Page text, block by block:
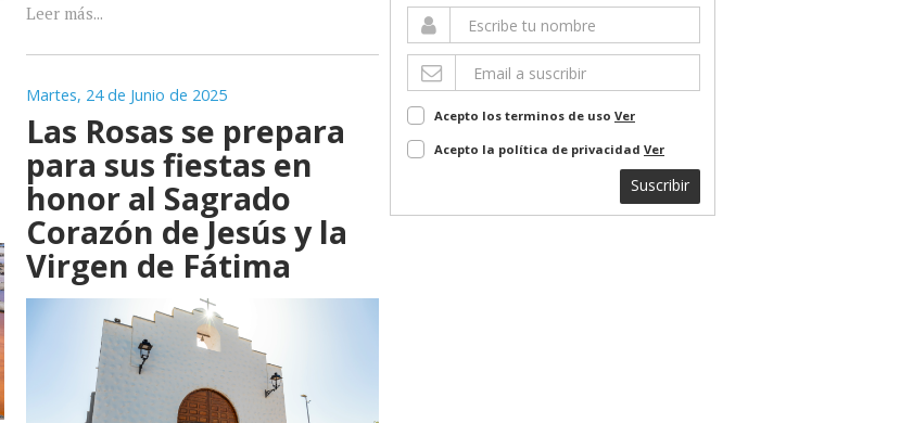
Leer más...
Martes, 24 de Junio de 2025
Las Rosas se prepara
para sus fiestas en
honor al Sagrado
Corazón de Jesús y la
Virgen de Fátima
Acepto los terminos de uso Ver
Acepto la política de privacidad Ver
Suscribir